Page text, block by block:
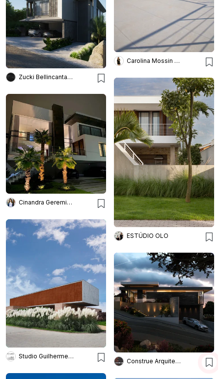
Carolina Mossin Fotografia de Arquitetura e Interiores
Zucki Bellincanta Arquitetos
ESTÚDIO OLO
Cinandra Geremia Arquitetura
Studio Guilherme Torres
Construe Arquitetura